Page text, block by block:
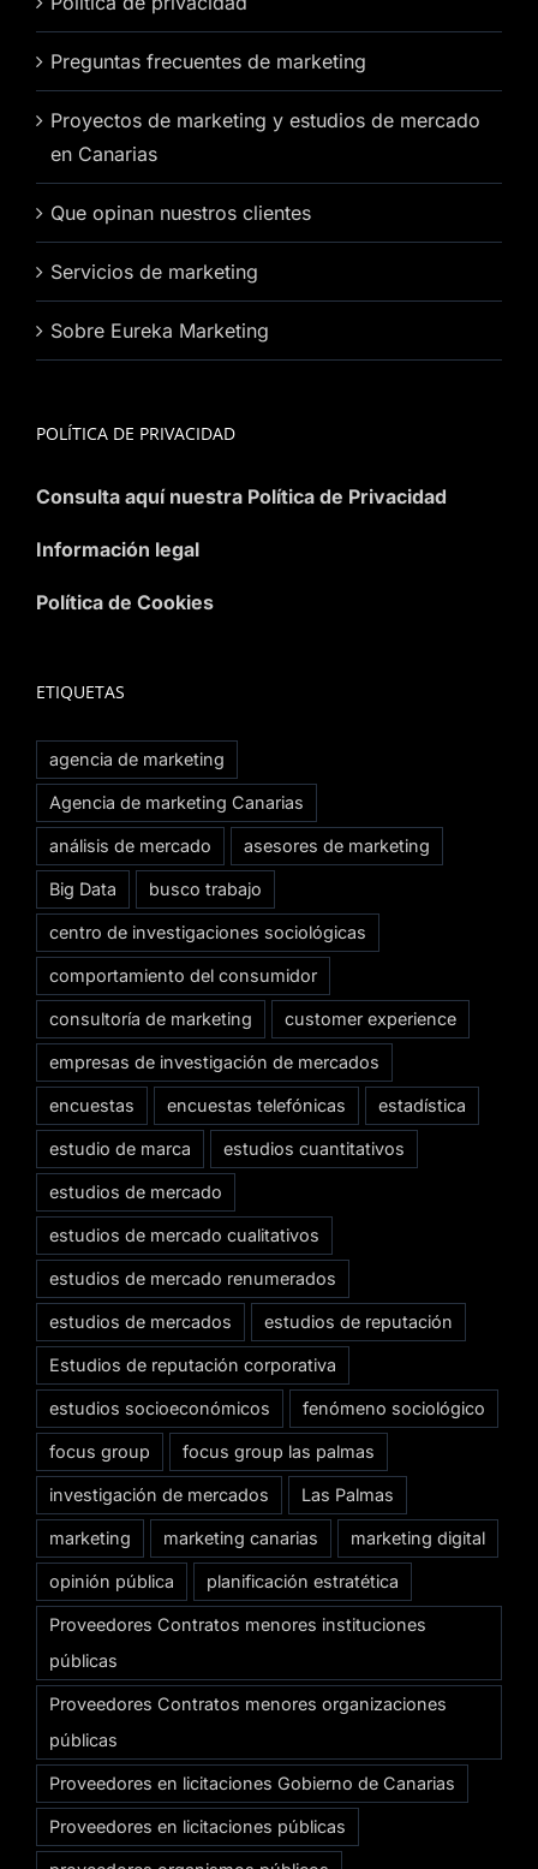
Preguntas frecuentes de marketing
Proyectos de marketing y estudios de mercado
en Canarias
Que opinan nuestros clientes
Servicios de marketing
Sobre Eureka Marketing
POLÍTICA DE PRIVACIDAD
Consulta aquí nuestra Política de Privacidad
Información legal
Política de Cookies
ETIQUETAS
agencia de marketing
Agencia de marketing Canarias
análisis de mercado asesores de marketing
Big Data busco trabajo
centro de investigaciones sociológicas
comportamiento del consumidor
consultoría de marketing customer experience
empresas de investigación de mercados
encuestas encuestas telefónicas estadística
estudio de marca estudios cuantitativos
estudios de mercado
estudios de mercado cualitativos
estudios de mercado renumerados
estudios de mercados estudios de reputación
Estudios de reputación corporativa
estudios socioeconómicos fenómeno sociológico
focus group focus group las palmas
investigación de mercados Las Palmas
marketing marketing canarias marketing digital
opinión pública planificación estratética
Proveedores Contratos menores instituciones
públicas
Proveedores Contratos menores organizaciones
públicas
Proveedores en licitaciones Gobierno de Canarias
Proveedores en licitaciones públicas